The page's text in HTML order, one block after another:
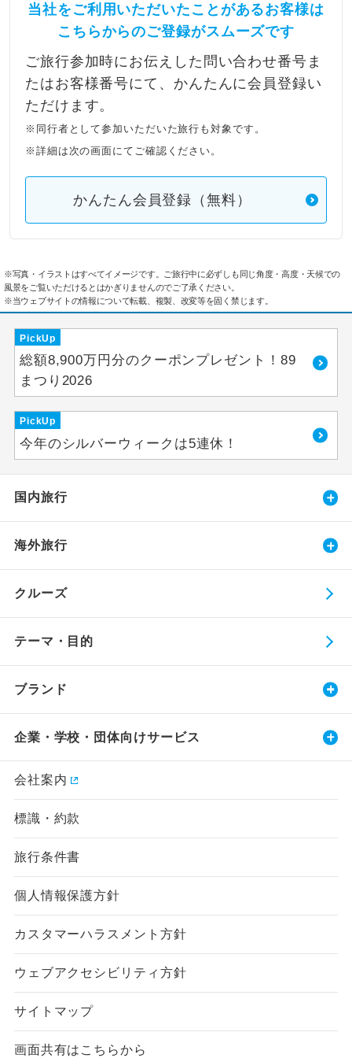
当社をご利用いただいたことがあるお客様は
こちらからのご登録がスムーズです
ご旅行参加時にお伝えした問い合わせ番号ま
たはお客様番号にて、かんたんに会員登録い
ただけます。
※同行者として参加いただいた旅行も対象です。
※詳細は次の画面にてご確認ください。
かんたん会員登録（無料）
※写真・イラストはすべてイメージです。ご旅行中に必ずしも同じ角度・高度・天候での
風景をご覧いただけるとはかぎりませんのでご了承ください。
※当ウェブサイトの情報について転載、複製、改変等を固く禁じます。
PickUp
総額8,900万円分のクーポンプレゼント！89
まつり2026
PickUp
今年のシルバーウィークは5連休！
国内旅行
海外旅行
クルーズ
テーマ・目的
ブランド
企業・学校・団体向けサービス
会社案内
標識・約款
旅行条件書
個人情報保護方針
カスタマーハラスメント方針
ウェブアクセシビリティ方針
サイトマップ
画面共有はこちらから